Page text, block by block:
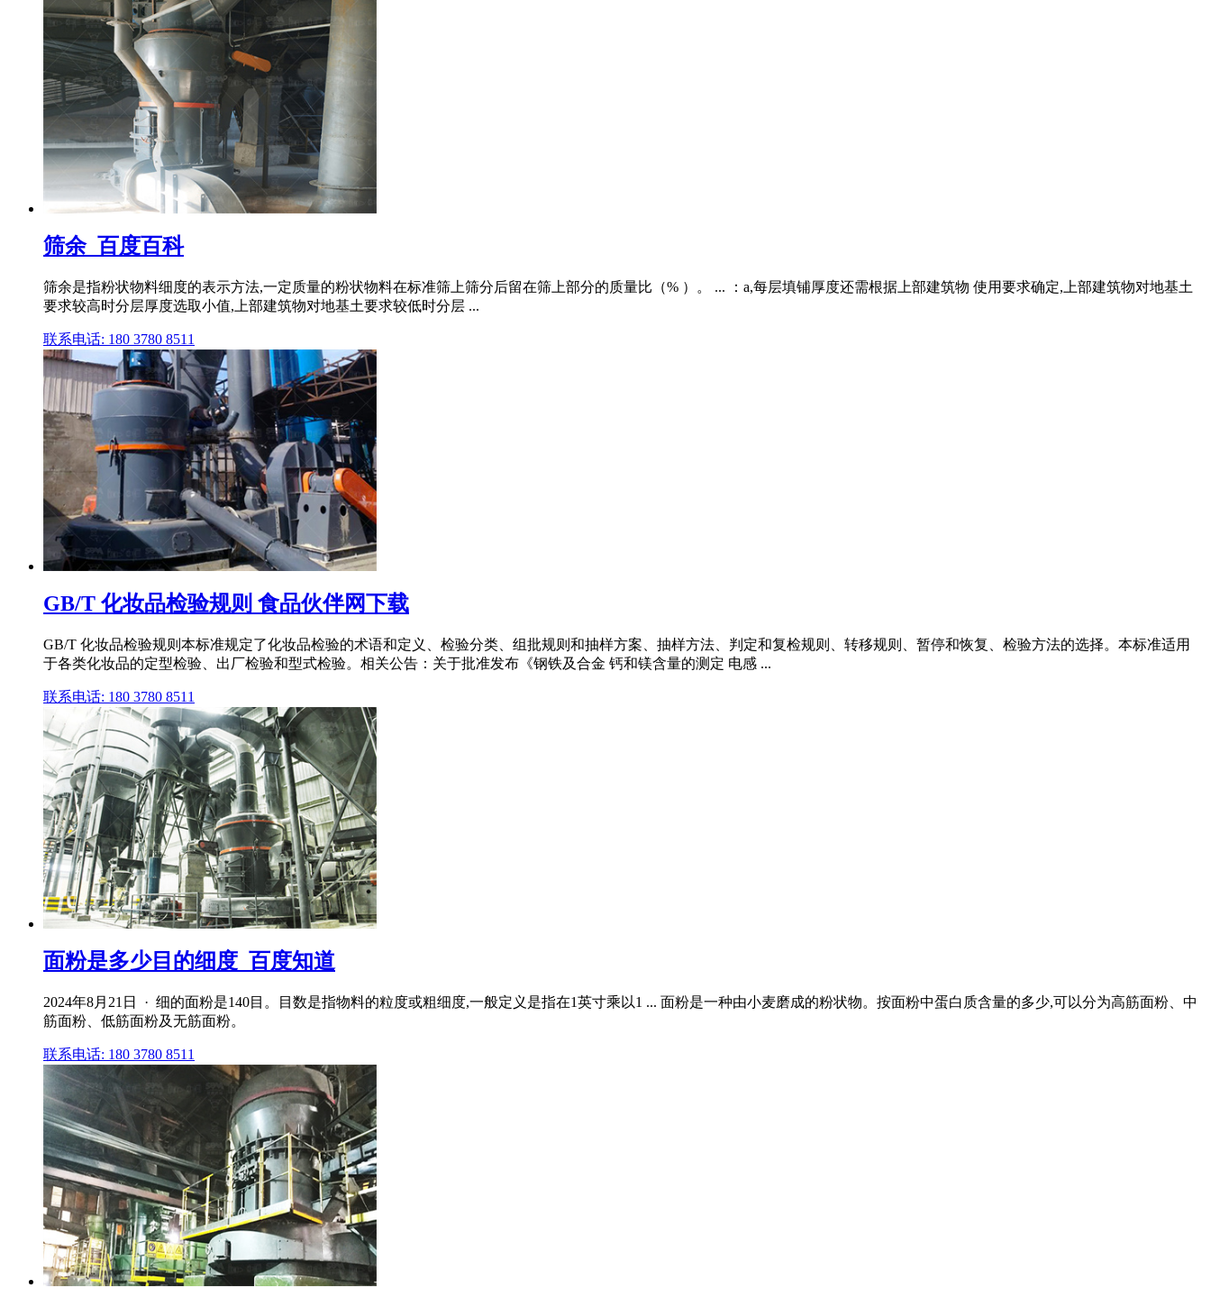
筛余_百度百科
筛余是指粉状物料细度的表示方法,一定质量的粉状物料在标准筛上筛分后留在筛上部分的质量比（% ）。 ... ：a,每层填铺厚度还需根据上部建筑物 使用要求确定,上部建筑物对地基土
要求较高时分层厚度选取小值,上部建筑物对地基土要求较低时分层 ...
联系电话: 180 3780 8511
GB/T 化妆品检验规则 食品伙伴网下载
GB/T 化妆品检验规则本标准规定了化妆品检验的术语和定义、检验分类、组批规则和抽样方案、抽样方法、判定和复检规则、转移规则、暂停和恢复、检验方法的选择。本标准适用
于各类化妆品的定型检验、出厂检验和型式检验。相关公告：关于批准发布《钢铁及合金 钙和镁含量的测定 电感 ...
联系电话: 180 3780 8511
面粉是多少目的细度_百度知道
2024年8月21日 · 细的面粉是140目。目数是指物料的粒度或粗细度,一般定义是指在1英寸乘以1 ... 面粉是一种由小麦磨成的粉状物。按面粉中蛋白质含量的多少,可以分为高筋面粉、中
筋面粉、低筋面粉及无筋面粉。
联系电话: 180 3780 8511